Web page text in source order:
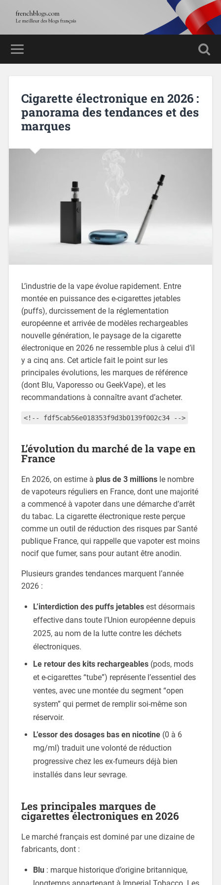
Cigarette électronique en 2026 :
panorama des tendances et des
marques
L’industrie de la vape évolue rapidement. Entre
montée en puissance des e-cigarettes jetables
(puffs), durcissement de la réglementation
européenne et arrivée de modèles rechargeables
nouvelle génération, le paysage de la cigarette
électronique en 2026 ne ressemble plus à celui d’il
y a cinq ans. Cet article fait le point sur les
principales évolutions, les marques de référence
(dont Blu, Vaporesso ou GeekVape), et les
recommandations à connaître avant d’acheter.
<!-- fdf5cab56e018353f9d3b0139f002c34 -->
L’évolution du marché de la vape en
France
En 2026, on estime à plus de 3 millionsle nombre
de vapoteurs réguliers en France, dont une majorité
a commencé à vapoter dans une démarche d’arrêt
du tabac. La cigarette électronique reste perçue
comme un outil de réduction des risques par Santé
publique France, qui rappelle que vapoter est moins
nocif que fumer, sans pour autant être anodin.
Plusieurs grandes tendances marquent l’année
2026 :
L’interdiction des puffs jetablesest désormais
effective dans toute l’Union européenne depuis
2025, au nom de la lutte contre les déchets
électroniques.
Le retour des kits rechargeables(pods, mods
et e-cigarettes “tube”) représente l’essentiel des
ventes, avec une montée du segment “open
system” qui permet de remplir soi-même son
réservoir.
L’essor des dosages bas en nicotine(0 à 6
mg/ml) traduit une volonté de réduction
progressive chez les ex-fumeurs déjà bien
installés dans leur sevrage.
Les principales marques de
cigarettes électroniques en 2026
Le marché français est dominé par une dizaine de
fabricants, dont :
Blu: marque historique d’origine britannique,